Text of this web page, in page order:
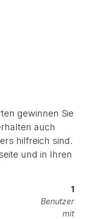
gewinnen Sie
auch
hilfreich sind.
und in Ihren
1
Benutzer
mit